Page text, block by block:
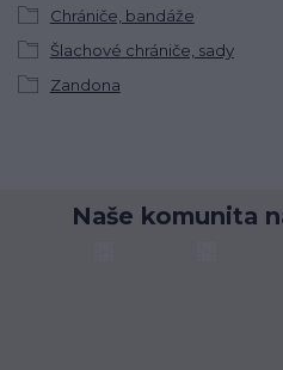
Chrániče, bandáže
Šlachové chrániče, sady
Zandona
Naše komunita